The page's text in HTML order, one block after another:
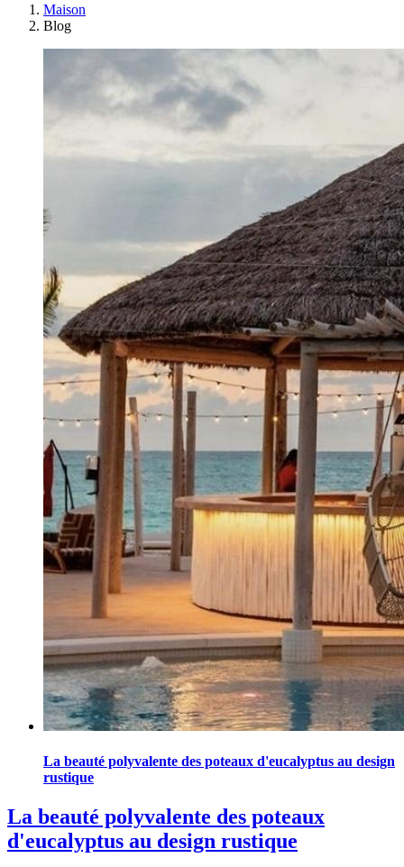
Maison
Blog
La beauté polyvalente des poteaux d'eucalyptus au design
rustique
La beauté polyvalente des poteaux
d'eucalyptus au design rustique